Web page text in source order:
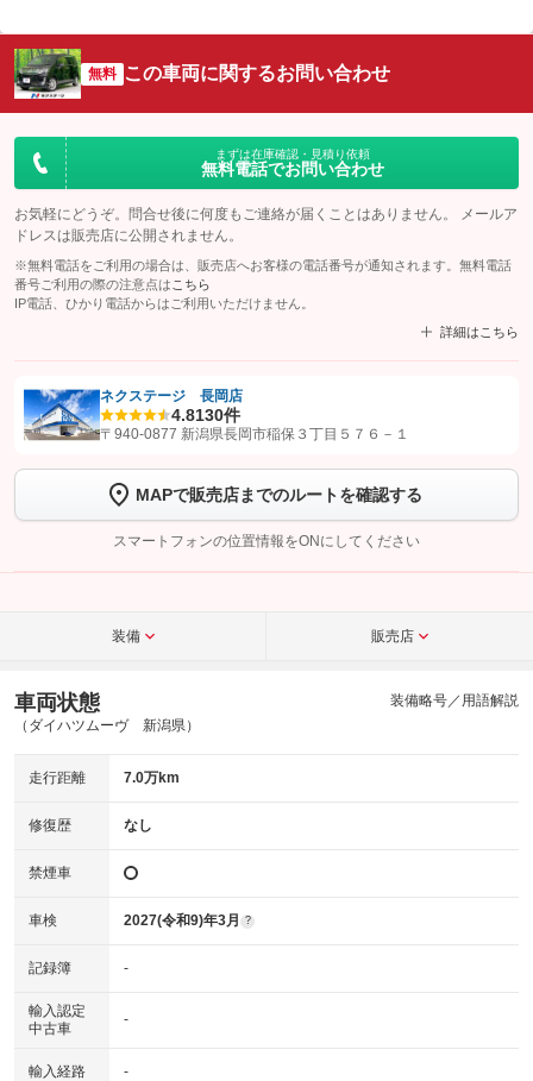
無料 この車両に関するお問い合わせ
まずは在庫確認・見積り依頼
無料電話でお問い合わせ
お気軽にどうぞ。問合せ後に何度もご連絡が届くことはありません。 メールア
ドレスは販売店に公開されません。
※無料電話をご利用の場合は、販売店へお客様の電話番号が通知されます。無料電話
番号ご利用の際の注意点は こちら
IP電話、ひかり電話からはご利用いただけません。
詳細はこちら
【STEP1】認証画面でグーネットを友だち追加してから「許可する」ボタンを押
トーク画面で
ボタンをタップして問い合わせを
完了してください。
こちら
ネクステージ 長岡店
4.8130件
〒940-0877 新潟県長岡市稲保３丁目５７６－１
MAPで販売店までのルートを確認する
スマートフォンの位置情報をONにしてください
装備 販売店
車両状態
（ダイハツムーヴ 新潟県）
装備略号／用語解説
走行距離 7.0万km
修復歴 なし
禁煙車
車検 2027(令和9)年3月 ?
記録簿 -
輸入認定
中古車
-
輸入経路 -